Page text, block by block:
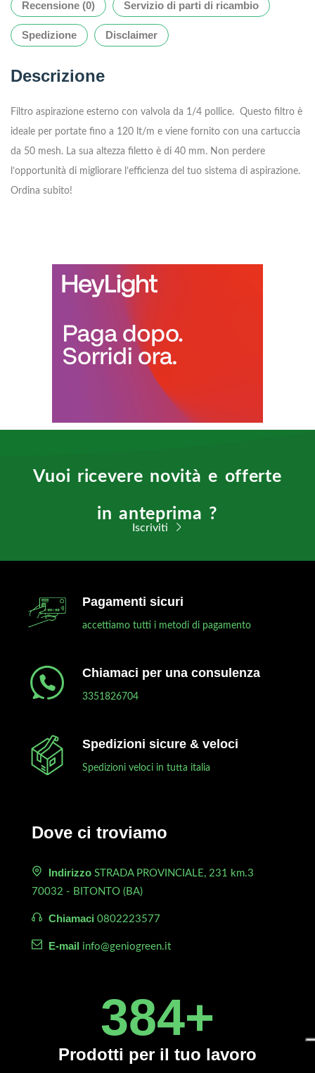
Recensione (0) Servizio di parti di ricambio
Spedizione Disclaimer
Descrizione
Filtro aspirazione esterno con valvola da 1/4 pollice. Questo filtro è
ideale per portate fino a 120 lt/m e viene fornito con una cartuccia
da 50 mesh. La sua altezza filetto è di 40 mm. Non perdere
l’opportunità di migliorare l’efficienza del tuo sistema di aspirazione.
Ordina subito!
Vuoi ricevere novità e offerte
in anteprima ?
Iscriviti
Pagamenti sicuri
accettiamo tutti i metodi di pagamento
Chiamaci per una consulenza
3351826704
Spedizioni sicure & veloci
Spedizioni veloci in tutta italia
Dove ci troviamo
Indirizzo STRADA PROVINCIALE, 231 km.3
70032 - BITONTO (BA)
Chiamaci 0802223577
E-mail info@geniogreen.it
450+
Prodotti per il tuo lavoro